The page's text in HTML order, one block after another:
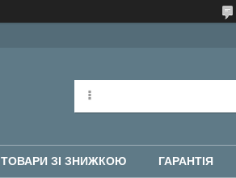
ТОВАРИ ЗІ ЗНИЖКОЮ ГАРАНТІЯ